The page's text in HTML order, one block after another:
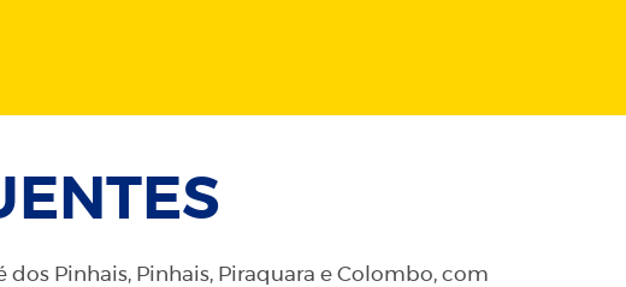
Pinhais, Pinhais, Piraquara e Colombo, com